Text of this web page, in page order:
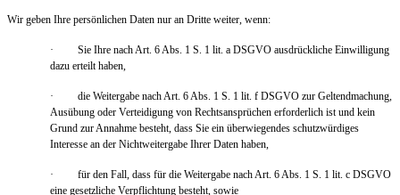
Wir geben Ihre persönlichen Daten nur an Dritte weiter, wenn:
· Sie Ihre nach Art. 6 Abs. 1 S. 1 lit. a DSGVO ausdrückliche Einwilligung
dazu erteilt haben,
· die Weitergabe nach Art. 6 Abs. 1 S. 1 lit. f DSGVO zur Geltendmachung,
Ausübung oder Verteidigung von Rechtsansprüchen erforderlich ist und kein
Grund zur Annahme besteht, dass Sie ein überwiegendes schutzwürdiges
Interesse an der Nichtweitergabe Ihrer Daten haben,
· für den Fall, dass für die Weitergabe nach Art. 6 Abs. 1 S. 1 lit. c DSGVO
eine gesetzliche Verpflichtung besteht, sowie